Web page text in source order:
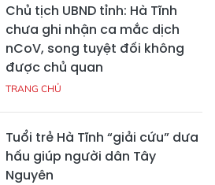
Chủ tịch UBND tỉnh: Hà Tĩnh
chưa ghi nhận ca mắc dịch
nCoV, song tuyệt đối không
được chủ quan
TRANG CHỦ
Tuổi trẻ Hà Tĩnh “giải cứu” dưa
hấu giúp người dân Tây
Nguyên